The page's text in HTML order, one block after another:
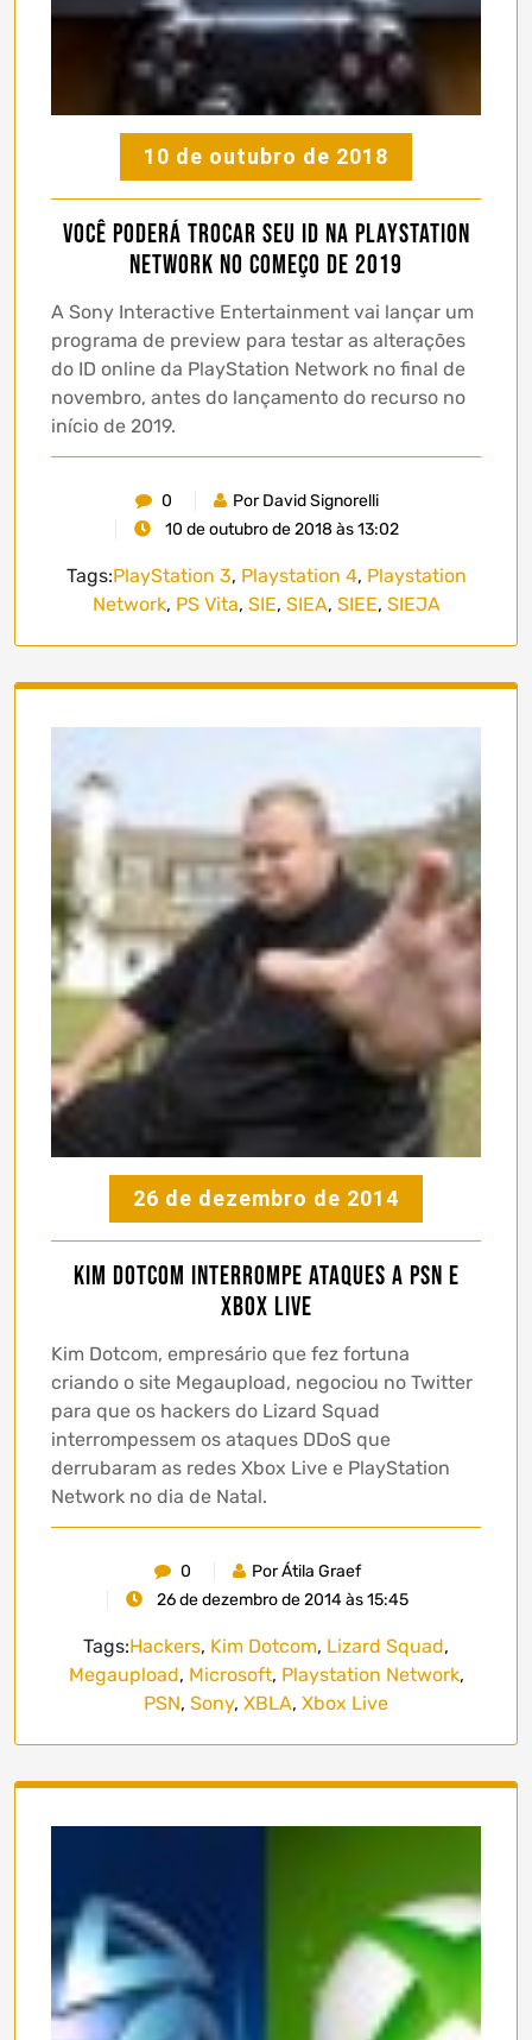
10 de outubro de 2018
Você poderá trocar seu ID na PlayStation
Network no começo de 2019
A Sony Interactive Entertainment vai lançar um
programa de preview para testar as alterações
do ID online da PlayStation Network no final de
novembro, antes do lançamento do recurso no
início de 2019.
0
Por David Signorelli
10 de outubro de 2018 às 13:02
Tags:PlayStation 3, Playstation 4, Playstation
Network, PS Vita, SIE, SIEA, SIEE, SIEJA
26 de dezembro de 2014
Kim Dotcom interrompe ataques a PSN e
Xbox Live
Kim Dotcom, empresário que fez fortuna
criando o site Megaupload, negociou no Twitter
para que os hackers do Lizard Squad
interrompessem os ataques DDoS que
derrubaram as redes Xbox Live e PlayStation
Network no dia de Natal.
0
Por Átila Graef
26 de dezembro de 2014 às 15:45
Tags:Hackers, Kim Dotcom, Lizard Squad,
Megaupload, Microsoft, Playstation Network,
PSN, Sony, XBLA, Xbox Live